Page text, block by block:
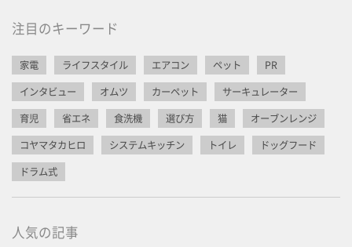
注目のキーワード
家電 ライフスタイル エアコン ペット
PR
インタビュー
オムツ カーペット
サーキュレーター
育児
省エネ 食洗機 選び方 猫
オーブンレンジ
コヤマタカヒロ
システムキッチン トイレ
ドッグフード
ドラム式
人気の記事